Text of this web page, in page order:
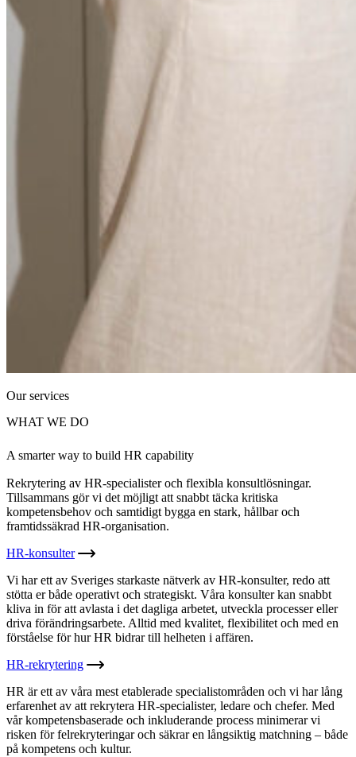
Our services
WHAT WE DO
A smarter way to build HR capability
Rekrytering av HR-specialister och flexibla konsultlösningar.
Tillsammans gör vi det möjligt att snabbt täcka kritiska
kompetensbehov och samtidigt bygga en stark, hållbar och
framtidssäkrad HR-organisation.
HR-konsulter
Vi har ett av Sveriges starkaste nätverk av HR-konsulter, redo att
stötta er både operativt och strategiskt. Våra konsulter kan snabbt
kliva in för att avlasta i det dagliga arbetet, utveckla processer eller
driva förändringsarbete. Alltid med kvalitet, flexibilitet och med en
förståelse för hur HR bidrar till helheten i affären.
HR-rekrytering
HR är ett av våra mest etablerade specialistområden och vi har lång
erfarenhet av att rekrytera HR-specialister, ledare och chefer. Med
vår kompetensbaserade och inkluderande process minimerar vi
risken för felrekryteringar och säkrar en långsiktig matchning – både
på kompetens och kultur.